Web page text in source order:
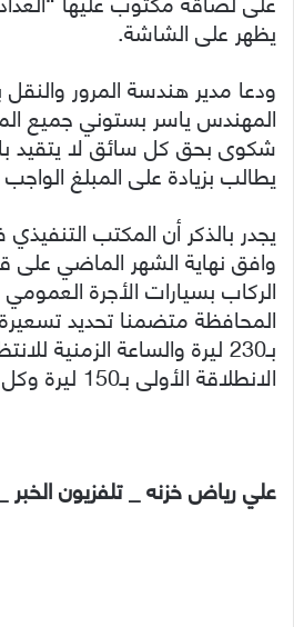
يظهر على الشاشة.
ودعا مدير هندسة المرور
المهندس ياسر بستوني جميع
شكوى بحق كل سائق لا يتقيد
يطالب بزيادة على المبلغ
يجدر بالذكر أن المكتب
وافق نهاية الشهر الماضي على
الركاب بسيارات الأجرة
المحافظة متضمنا تحديد تسعيرة
الانطلاقة الأولى بـ150 ليرة وكل قفزة عداد بـ50 ليرة.
علي رياض خزنه _ تلفزيون